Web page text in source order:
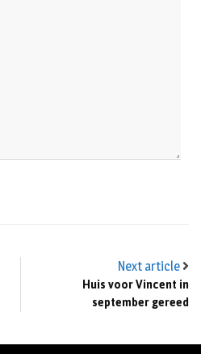
Next article
Huis voor Vincent in
september gereed